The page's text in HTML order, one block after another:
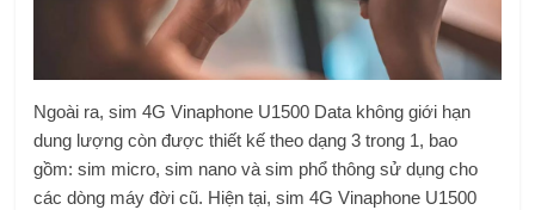
Ngoài ra, sim 4G Vinaphone U1500 Data không giới hạn
dung lượng còn được thiết kế theo dạng 3 trong 1, bao
gồm: sim micro, sim nano và sim phổ thông sử dụng cho
các dòng máy đời cũ. Hiện tại, sim 4G Vinaphone U1500